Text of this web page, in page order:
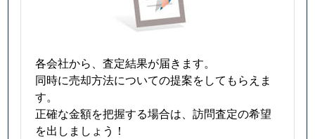
各会社から、査定結果が届きます。
同時に売却方法についての提案をしてもらえま
す。
正確な金額を把握する場合は、訪問査定の希望
を出しましょう！